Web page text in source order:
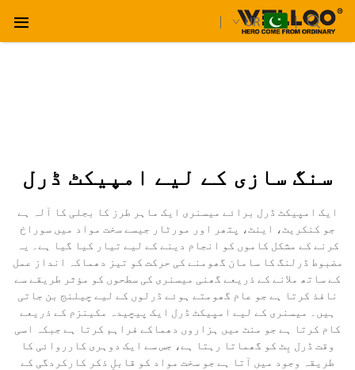
UR
سنگ سازی کے لیے امپیکٹ ڈرل
ایک امپیکٹ ڈرل برائے میسنری ایک ماہر طرز کا بجلی کا آلہ ہے
جو کنکریٹ، اینٹ، پتھر اور مورٹار جیسے سخت مواد میں سوراخ
کرنے کے مشکل کاموں کو انجام دینے کے لیے تیار کیا گیا ہے۔ یہ
مضبوط ڈرلنگ کا سامان گھومنے کی حرکت کو تیز دھماکہ انداز عمل
کے ساتھ ملانے کے ذریعے گھنی میسنری کی سطحوں کو مؤثر طریقے سے
نافذ کرتا ہے جو عام گھومتے ہوئے ڈرلوں کے لیے چیلنج بن جاتی
ہیں۔ میسنری کے لیے امپیکٹ ڈرل ایک پیچیدہ مکینزم کے ذریعے
کام کرتا ہے جو منٹ میں ہزاروں دھماکے فراہم کرتا ہے جبکہ اسی
وقت ڈرل بِٹ کو گھماتا رہتا ہے، جس سے ایک دوہری کارروائی کا
طریقہ وجود میں آتا ہے جو سخت مواد کو قابلِ ذکر کارکردگی کے